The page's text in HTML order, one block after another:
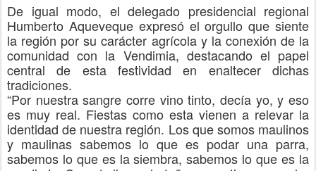
De igual modo, el delegado presidencial regional
Humberto Aqueveque expresó el orgullo que siente
la región por su carácter agrícola y la conexión de la
comunidad con la Vendimia, destacando el papel
central de esta festividad en enaltecer dichas
tradiciones.
“Por nuestra sangre corre vino tinto, decía yo, y eso
es muy real. Fiestas como esta vienen a relevar la
identidad de nuestra región. Los que somos maulinos
y maulinas sabemos lo que es podar una parra,
sabemos lo que es la siembra, sabemos lo que es la